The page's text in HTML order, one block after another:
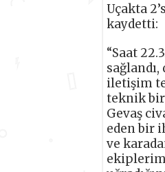
Uçakta
kaydetti:
“Saat
iletişim
teknik bir
Gevaş
eden bir
ve